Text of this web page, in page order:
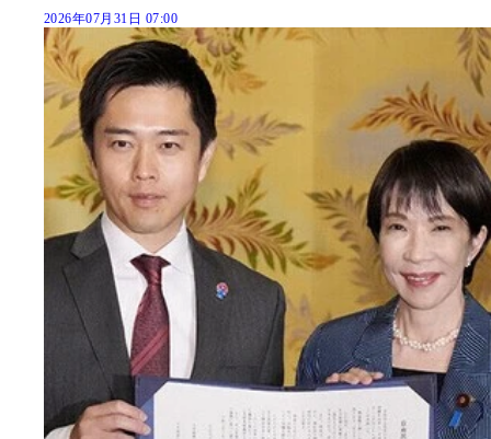
2026年07月31日 07:00